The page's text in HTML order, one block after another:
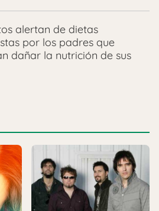
alertan de dietas
por los padres que
dañar la nutrición de sus